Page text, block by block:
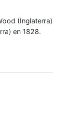
(Inglaterra)
en 1828.